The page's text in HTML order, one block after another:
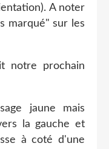
A noter
marqué" sur les
notre prochain
jaune mais
la gauche et
à coté d'une